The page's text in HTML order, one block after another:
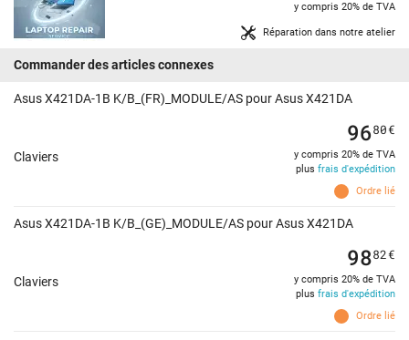
Réparation dans notre atelier
y compris 20% de TVA
Commander des articles connexes
Asus X421DA-1B K/B_(FR)_MODULE/AS pour Asus X421DA
Claviers
Ordre lié
9680€
y compris 20% de TVA
plus frais d'expédition
Asus X421DA-1B K/B_(GE)_MODULE/AS pour Asus X421DA
Claviers
Ordre lié
9882€
y compris 20% de TVA
plus frais d'expédition